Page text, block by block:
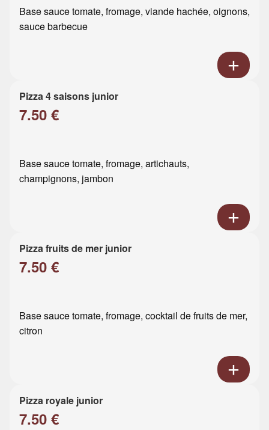
Base sauce tomate, fromage, viande hachée, oignons,
sauce barbecue
Pizza 4 saisons junior
7.50 €
Base sauce tomate, fromage, artichauts,
champignons, jambon
Pizza fruits de mer junior
7.50 €
Base sauce tomate, fromage, cocktail de fruits de mer,
citron
Pizza royale junior
7.50 €